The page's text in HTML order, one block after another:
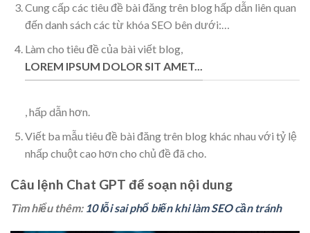
Cung cấp các tiêu đề bài đăng trên blog hấp dẫn liên quan
đến danh sách các từ khóa SEO bên dưới:…
Làm cho tiêu đề của bài viết blog,
LOREM IPSUM DOLOR SIT AMET...
, hấp dẫn hơn.
Viết ba mẫu tiêu đề bài đăng trên blog khác nhau với tỷ lệ
nhấp chuột cao hơn cho chủ đề đã cho.
Câu lệnh Chat GPT để soạn nội dung
Tìm hiểu thêm: 10 lỗi sai phổ biến khi làm SEO cần tránh